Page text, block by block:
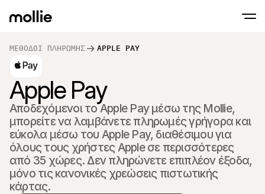
ΜΈΘΟΔΟΙ ΠΛΗΡΩΜΉΣ APPLE PAY
Apple Pay
Αποδεχόμενοι το Apple Pay μέσω της Mollie,
μπορείτε να λαμβάνετε πληρωμές γρήγορα και
εύκολα μέσω του Apple Pay, διαθέσιμου για
όλους τους χρήστες Apple σε περισσότερες
από 35 χώρες. Δεν πληρώνετε επιπλέον έξοδα,
μόνο τις κανονικές χρεώσεις πιστωτικής
κάρτας.
Μάθετε περισσότερα
Πληρωμές δια
Δεχτείτε πληρωμές
και συσκευές
Ταμείο
Προσφέρετε ένα
βελτιστοποιημένο
μετατροπές
Συλλογή